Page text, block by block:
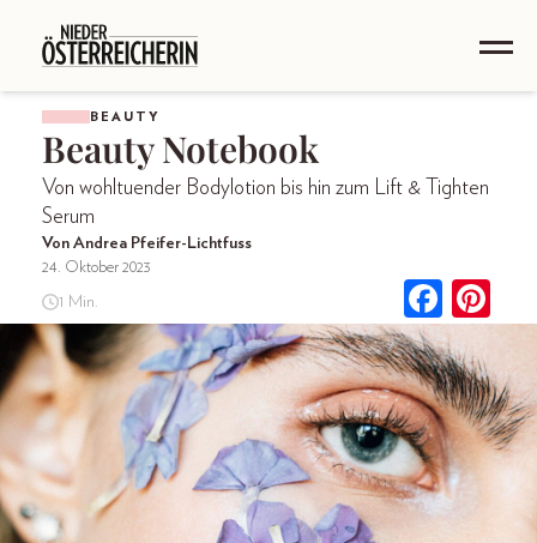
BEAUTY
Beauty Notebook
Von wohltuender Bodylotion bis hin zum Lift & Tighten
Serum
Von Andrea Pfeifer-Lichtfuss
24. Oktober 2023
1 Min.